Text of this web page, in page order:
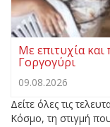
Με επιτυχία
Γοργογύρι
09.08.2026
Δείτε όλες τις
Κόσμο, τη στιγμή